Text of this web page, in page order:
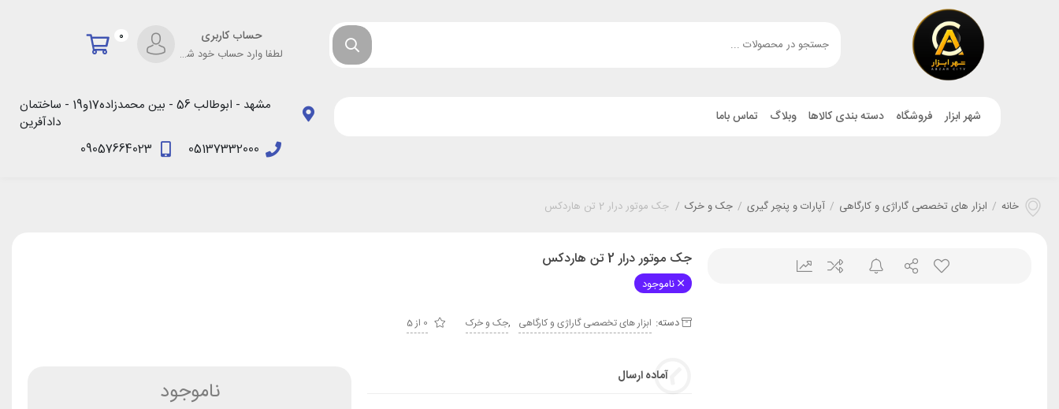
حساب کاربری
لطفا وارد حساب خود شوید!
0
شهر ابزار فروشگاه دسته بندی کالاها وبلاگ تماس باما
مشهد - ابوطالب 56 - بین محمدزاده17و19 - ساختمان
دادآفرین
05137332000
09057664023
خانه / ابزار های تخصصی گاراژی و کارگاهی / آپارات و پنچر گیری / جک و خرک / جک موتور درار 2 تن هاردکس
جک موتور درار 2 تن هاردکس
ناموجود
دسته: ابزار های تخصصی گاراژی و کارگاهی ,جک و خرک 0 از 5
آماده ارسال
ناموجود